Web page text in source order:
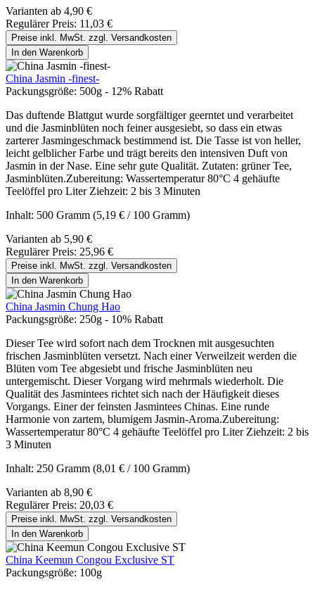
Varianten ab 4,90 €
Regulärer Preis: 11,03 €
Preise inkl. MwSt. zzgl. Versandkosten
In den Warenkorb
China Jasmin -finest-
Packungsgröße: 500g - 12% Rabatt
Das duftende Blattgut wurde sorgfältiger geerntet und verarbeitet
und die Jasminblüten noch feiner ausgesiebt, so dass ein etwas
zarterer Jasmingeschmack bestimmend ist. Die Tasse ist von heller,
leicht gelblicher Farbe und trägt bereits den intensiven Duft von
Jasmin in der Nase. Eine sehr gute Qualität. Zutaten: grüner Tee,
Jasminblüten.Zubereitung: Wassertemperatur 80°C 4 gehäufte
Teelöffel pro Liter Ziehzeit: 2 bis 3 Minuten
Inhalt: 500 Gramm (5,19 € / 100 Gramm)
Varianten ab 5,90 €
Regulärer Preis: 25,96 €
Preise inkl. MwSt. zzgl. Versandkosten
In den Warenkorb
China Jasmin Chung Hao
Packungsgröße: 250g - 10% Rabatt
Dieser Tee wird sofort nach dem Trocknen mit ausgesuchten
frischen Jasminblüten versetzt. Nach einer Verweilzeit werden die
Blüten vom Tee abgesiebt und frische Jasminblüten neu
untergemischt. Dieser Vorgang wird mehrmals wiederholt. Die
Qualität des Jasmintees richtet sich nach der Häufigkeit dieses
Vorgangs. Einer der feinsten Jasmintees Chinas. Eine runde
Harmonie von zartem, blumigem Jasmin-Aroma.Zubereitung:
Wassertemperatur 80°C 4 gehäufte Teelöffel pro Liter Ziehzeit: 2 bis
3 Minuten
Inhalt: 250 Gramm (8,01 € / 100 Gramm)
Varianten ab 8,90 €
Regulärer Preis: 20,03 €
Preise inkl. MwSt. zzgl. Versandkosten
In den Warenkorb
China Keemun Congou Exclusive ST
Packungsgröße: 100g